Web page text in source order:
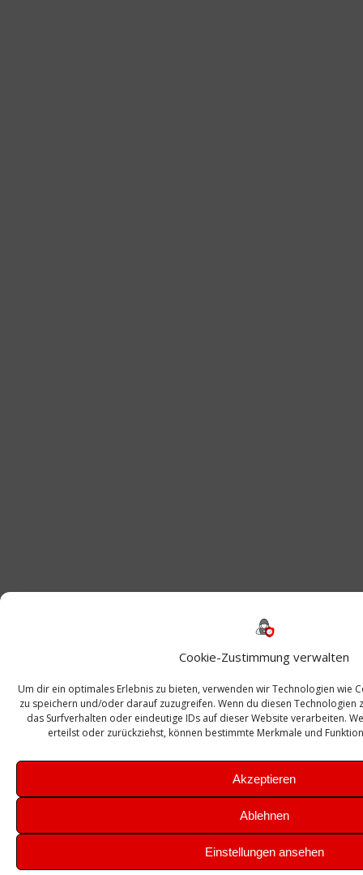
Cookie-Zustimmung verwalten
Um dir ein optimales Erlebnis zu bieten, verwenden wir Technologien wie
zu speichern und/oder darauf zuzugreifen. Wenn du diesen Technologien
das Surfverhalten oder eindeutige IDs auf dieser Website verarbeiten.
erteilst oder zurückziehst, können bestimmte Merkmale und
Akzeptieren
Ablehnen
Einstellungen ansehen